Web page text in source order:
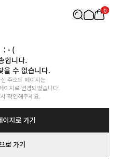
0
: - (
합니다.
을 수 없습니다.
주소의 페이지는
이지로 변경되었습니다.
확인해주세요.
이지로 가기
로 가기